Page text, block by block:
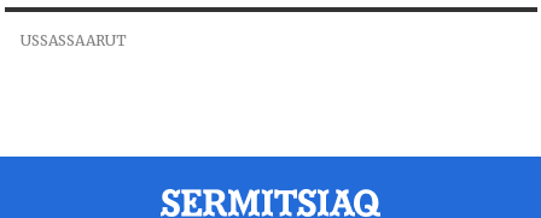
USSASSAARUT